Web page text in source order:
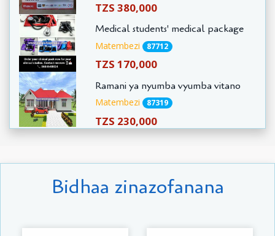
TZS 380,000
Medical students' medical package
Matembezi 87712
TZS 170,000
Ramani ya nyumba vyumba vitano
Matembezi 87319
TZS 230,000
Bidhaa zinazofanana